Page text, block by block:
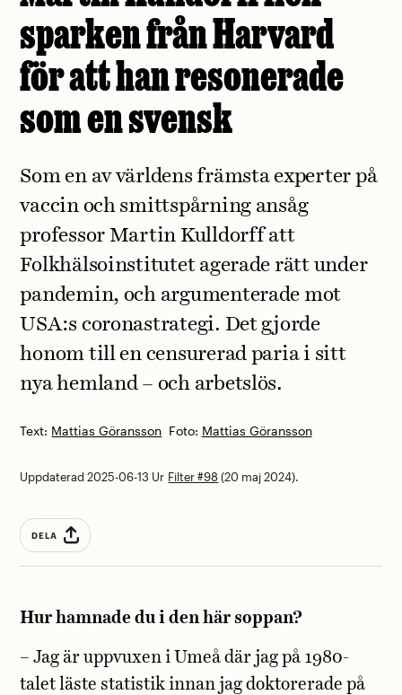
sparken från Harvard
för att han resonerade
som en svensk
Text: Mattias Göransson Foto: Mattias Göransson
Som en av världens främsta experter på
vaccin och smittspårning ansåg
professor Martin Kulldorff att
Folkhälsoinstitutet agerade rätt under
pandemin, och argumenterade mot
USA:s coronastrategi. Det gjorde
honom till en censurerad paria i sitt
nya hemland – och arbetslös.
Uppdaterad 2025-06-13 Ur Filter #98 (20 maj 2024).
DELA
Hur hamnade du i den här soppan?
– Jag är uppvuxen i Umeå där jag på 1980-
talet läste statistik innan jag doktorerade på